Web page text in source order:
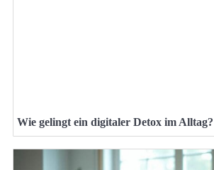
Wie gelingt ein digitaler Detox im Alltag?